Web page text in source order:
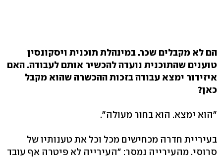
הם לא מקבלים שכר. במינהלת תוכנית ויסקונסין
טוענים שהתוכנית נועדה להכשיר אותם לעבודה. האם
איזידור ימצא עבודה בזכות ההכשרה שהוא מקבל
כאן?
"הוא ימצא. הוא בחור מעולה".
בעיריית חדרה מכחישים מכל וכל את טענותיו של
סרוסי. מהעירייה נמסר: "העירייה לא פיטרה אף עובד